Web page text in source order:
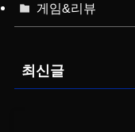
게임&리뷰
최신글